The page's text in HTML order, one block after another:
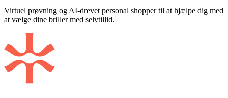
Virtuel prøvning og AI-drevet personal shopper til at hjælpe dig med
at vælge dine briller med selvtillid.